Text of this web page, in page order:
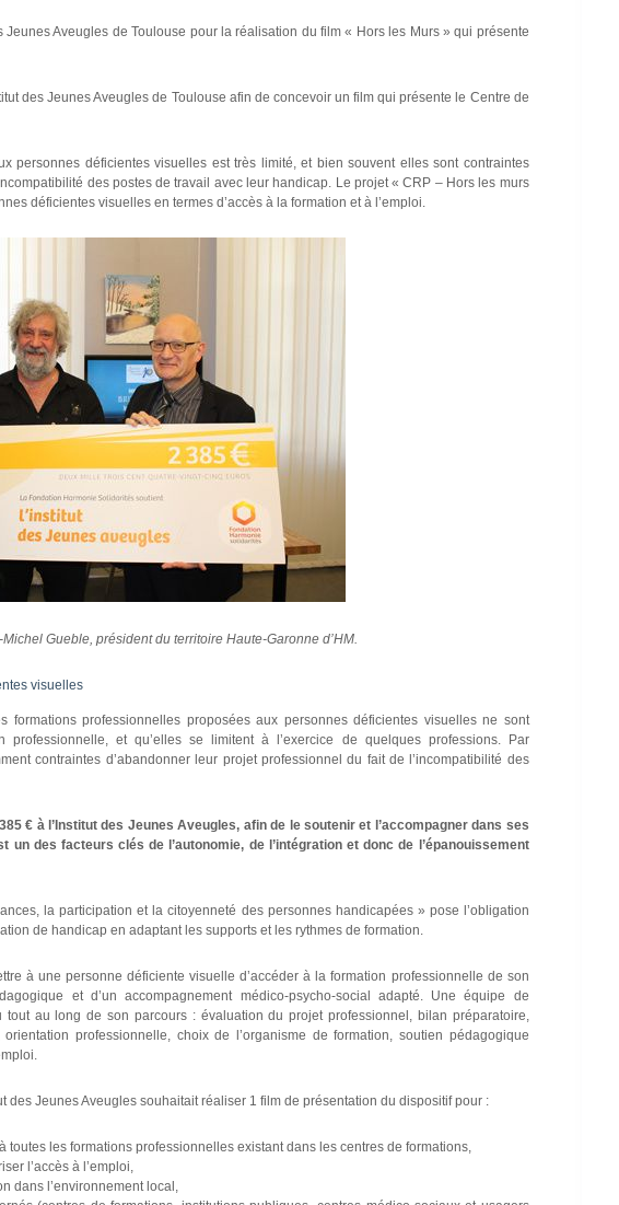
Aveugles de Toulouse pour la réalisation du film « Hors les Murs » qui présente
des Jeunes Aveugles de Toulouse afin de concevoir un film qui présente le Centre de
personnes déficientes visuelles est très limité, et bien souvent elles sont contraintes
des postes de travail avec leur handicap. Le projet « CRP – Hors les murs
déficientes visuelles en termes d’accès à la formation et à l’emploi.
Gueble, président du territoire Haute-Garonne d’HM.
visuelles
professionnelles proposées aux personnes déficientes visuelles ne sont
et qu’elles se limitent à l’exercice de quelques professions. Par
contraintes d’abandonner leur projet professionnel du fait de l’incompatibilité des
€ à l’Institut des Jeunes Aveugles, afin de le soutenir et l’accompagner dans ses
un des facteurs clés de l’autonomie, de l’intégration et donc de l’épanouissement
la participation et la citoyenneté des personnes handicapées » pose l’obligation
de handicap en adaptant les supports et les rythmes de formation.
à une personne déficiente visuelle d’accéder à la formation professionnelle de son
et d’un accompagnement médico-psycho-social adapté. Une équipe de
au long de son parcours : évaluation du projet professionnel, bilan préparatoire,
professionnelle, choix de l’organisme de formation, soutien pédagogique
des Jeunes Aveugles souhaitait réaliser 1 film de présentation du dispositif pour :
toutes les formations professionnelles existant dans les centres de formations,
l’accès à l’emploi,
dans l’environnement local,